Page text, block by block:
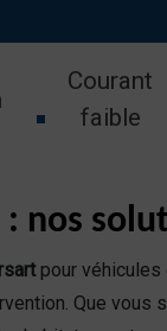
Courant
faible
nos
pour véhicules
Que